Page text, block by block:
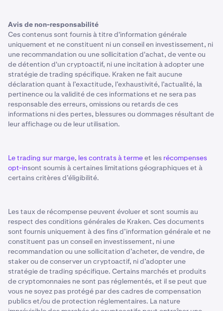
Avis de non-responsabilité
Ces contenus sont fournis à titre d'information générale
uniquement et ne constituent ni un conseil en investissement, ni
une recommandation ou une sollicitation d'achat, de vente ou
de détention d'un cryptoactif, ni une incitation à adopter une
stratégie de trading spécifique. Kraken ne fait aucune
déclaration quant à l’exactitude, l’exhaustivité, l’actualité, la
pertinence ou la validité de ces informations et ne sera pas
responsable des erreurs, omissions ou retards de ces
informations ni des pertes, blessures ou dommages résultant de
leur affichage ou de leur utilisation.
Le trading sur marge, les contrats à termeet les récompenses
opt-insont soumis à certaines limitations géographiques et à
certains critères d’éligibilité.
Les taux de récompense peuvent évoluer et sont soumis au
respect des conditions générales de Kraken. Ces documents
sont fournis uniquement à des fins d’information générale et ne
constituent pas un conseil en investissement, ni une
recommandation ou une sollicitation d’acheter, de vendre, de
staker ou de conserver un cryptoactif, ni d’adopter une
stratégie de trading spécifique. Certains marchés et produits
de cryptomonnaies ne sont pas réglementés, et il se peut que
vous ne soyez pas protégé par des cadres de compensation
publics et/ou de protection réglementaires. La nature